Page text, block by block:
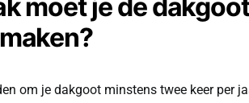
moet je de
om je dakgoot minstens twee keer per